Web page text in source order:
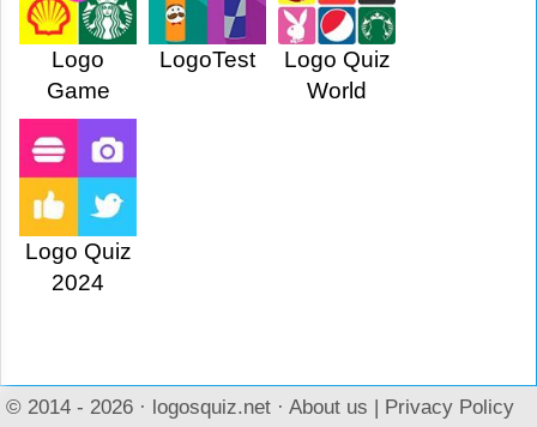
Logo
Game
LogoTest
Logo Quiz
World
Logo Quiz
2024
© 2014 - 2026 · logosquiz.net · About us | Privacy Policy